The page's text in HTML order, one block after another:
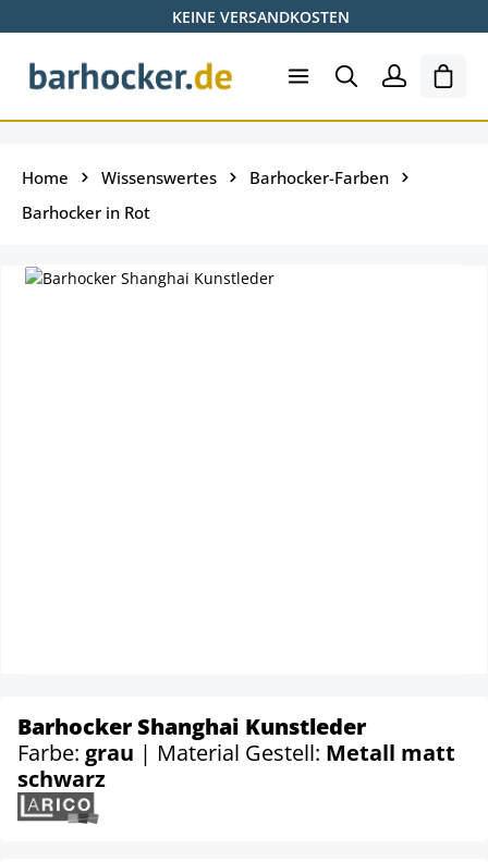
Zum Hauptinhalt springenKEINE VERSANDKOSTEN
Home Wissenswertes
Barhocker-Farben
Barhocker in Rot
Barhocker Shanghai Kunstleder
Farbe: grau | Material Gestell: Metall matt
schwarz